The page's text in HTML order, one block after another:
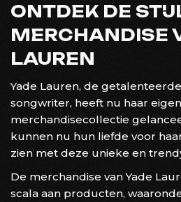
ONTDEK DE
MERCHANDISE
LAUREN
Yade Lauren, de
songwriter, heeft nu haar
merchandisecollectie
kunnen nu hun liefde voor
zien met deze unieke en
De merchandise van Yade
scala aan producten,